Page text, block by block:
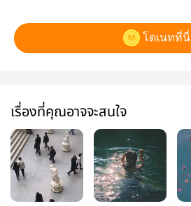
โดเนทที่นี่
เรื่องที่คุณอาจจะสนใจ